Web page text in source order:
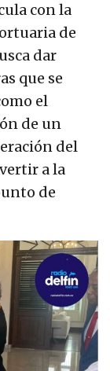
con la
de
dar
que se
el
de un
del
a la
de